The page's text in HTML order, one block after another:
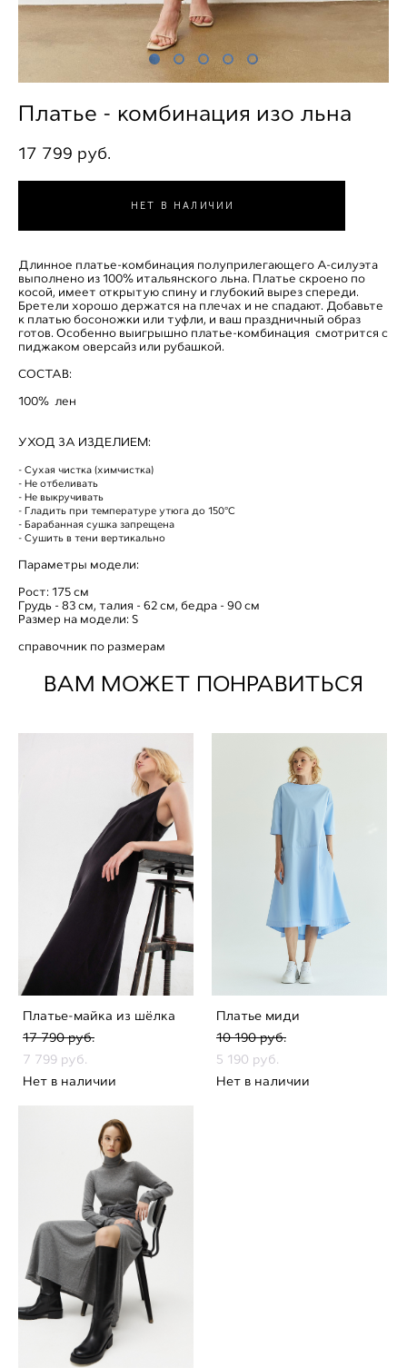
Платье - комбинация изо льна
17 799 pуб.
НЕТ В НАЛИЧИИ
Длинное платье-комбинация полуприлегающего А-силуэта
выполнено из 100% итальянского льна. Платье скроено по
косой, имеет открытую спину и глубокий вырез спереди.
Бретели хорошо держатся на плечах и не спадают. Добавьте
к платью босоножки или туфли, и ваш праздничный образ
готов. Особенно выигрышно платье-комбинация смотрится с
пиджаком оверсайз или рубашкой.
СОСТАВ:
100% лен
УХОД ЗА ИЗДЕЛИЕМ:
- Сухая чистка (химчистка)
- Не отбеливать
- Не выкручивать
- Гладить при температуре утюга до 150°C
- Барабанная сушка запрещена
- Сушить в тени вертикально
Параметры модели:
Рост: 175 см
Грудь - 83 см, талия - 62 см, бедра - 90 см
Размер на модели: S
справочник по размерам
ВАМ МОЖЕТ ПОНРАВИТЬСЯ
Платье-майка из шёлка
17 790 pуб.
7 799 pуб.
Нет в наличии
Платье миди
10 190 pуб.
5 190 pуб.
Нет в наличии